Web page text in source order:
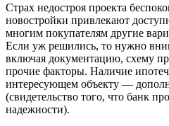
Страх недостроя проекта
новостройки привлекают
многим покупателям другие
Если уж решились, то нужно
включая документацию, схему
прочие факторы. Наличие
интересующем объекту —
(свидетельство того, что банк
надежности).